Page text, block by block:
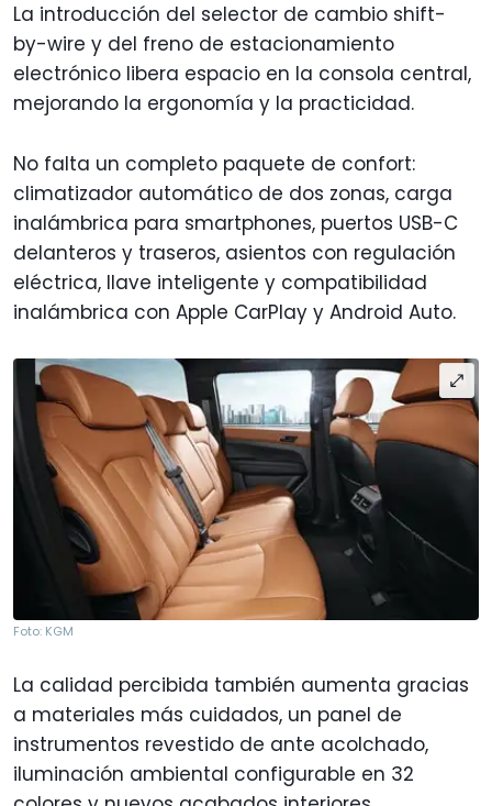
La introducción del selector de cambio shift-
by-wire y del freno de estacionamiento
electrónico libera espacio en la consola central,
mejorando la ergonomía y la practicidad.
No falta un completo paquete de confort:
climatizador automático de dos zonas, carga
inalámbrica para smartphones, puertos USB-C
delanteros y traseros, asientos con regulación
eléctrica, llave inteligente y compatibilidad
inalámbrica con Apple CarPlay y Android Auto.
Foto: KGM
La calidad percibida también aumenta gracias
a materiales más cuidados, un panel de
instrumentos revestido de ante acolchado,
iluminación ambiental configurable en 32